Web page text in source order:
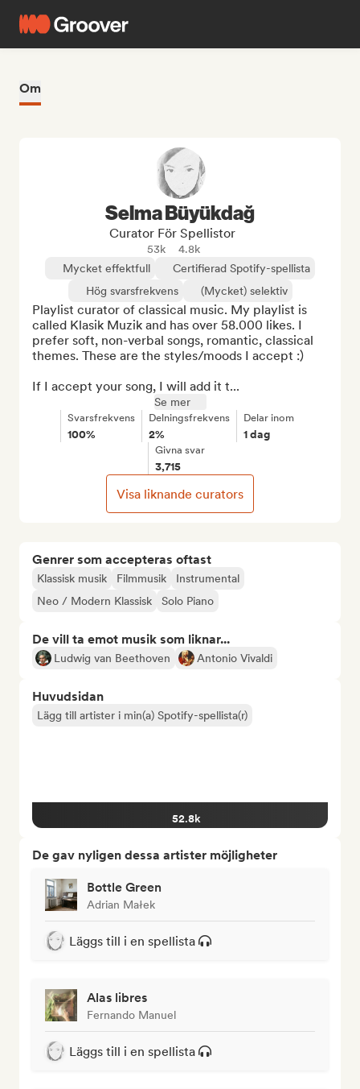
Om
Genrer som accepteras oftast
Klassisk musik Filmmusik
Instrumental
Neo / Modern Klassisk
Solo Piano
De vill ta emot musik som liknar...
Ludwig van Beethoven Antonio Vivaldi
Huvudsidan
Lägg till artister i min(a) Spotify-spellista(r)
52.8k
De gav nyligen dessa artister möjligheter
Bottle Green
Adrian Małek
Läggs till i en spellista
Alas libres
Fernando Manuel
Läggs till i en spellista
Selma Büyükdağ
Curator För Spellistor
53k
4.8k
Mycket effektfull
Certifierad Spotify-spellista
Hög svarsfrekvens
(Mycket) selektiv
Playlist curator of classical music. My playlist is
called Klasik Muzik and has over 58.000 likes. I
prefer soft, non-verbal songs, romantic, classical
themes. These are the styles/moods I accept :)
If I accept your song, I will add it t...
Se mer
Svarsfrekvens
100%
Delningsfrekvens
2%
Delar inom
1 dag
Givna svar
3,715
Visa liknande curators